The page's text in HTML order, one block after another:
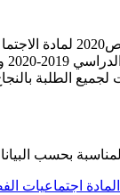
التعليم الخاص2020
لجميع الطلبة
بحسب
المادة اجتماعيات